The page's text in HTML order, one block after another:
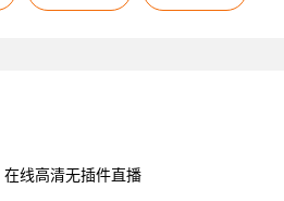
在线高清无插件直播